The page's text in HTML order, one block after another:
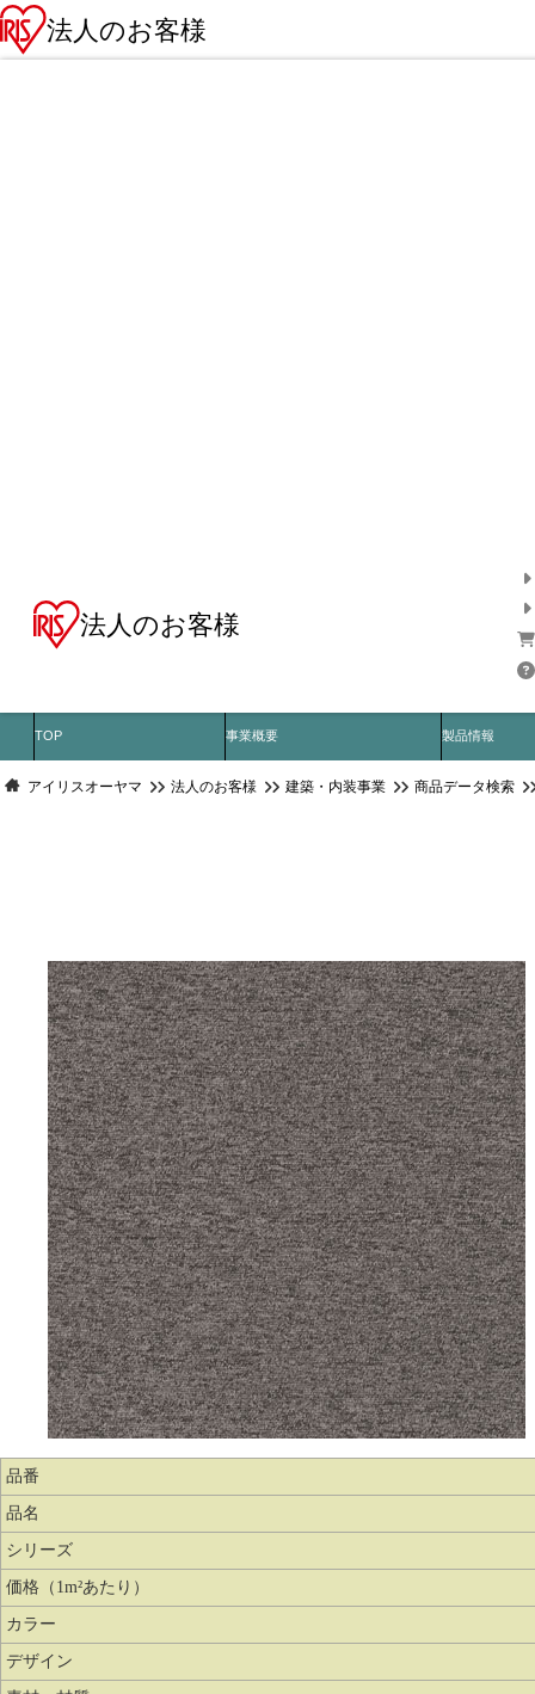
法人のお客様
法人のお客様
TOP 事業概要 製品情報
アイリスオーヤマ 法人のお客様 建築・内装事業 商品データ検索
品番
品名
シリーズ
価格（1m²あたり）
カラー
デザイン